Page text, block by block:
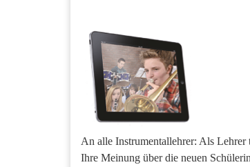
An alle Instrumentallehrer: Als Lehrer
Ihre Meinung über die neuen